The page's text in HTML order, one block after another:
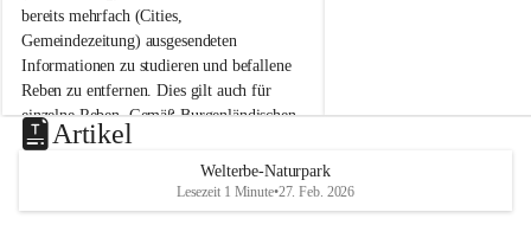
n
a
m
N
e
u
s
d
bereits mehrfach (Cities,
Gemeindezeitung) ausgesendeten
Informationen zu studieren und befallene
Reben zu entfernen. Dies gilt auch für
einzelne Reben. Gemäß Burgenländischen
Weinbaugesetz sind nicht gepflegte oder
unzulässige Weingärten zu roden! Bitte
helfen wir zusammen um unsere Winzer
vor den prognostizierten Ernteausfällen
u
e
d
Artikel
Welterbe-Naturpark
Lesezeit 1 Minute•27. Feb. 2026